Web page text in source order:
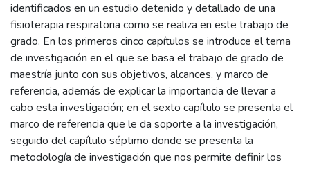
identificados en un estudio detenido y detallado de una
fisioterapia respiratoria como se realiza en este trabajo de
grado. En los primeros cinco capítulos se introduce el tema
de investigación en el que se basa el trabajo de grado de
maestría junto con sus objetivos, alcances, y marco de
referencia, además de explicar la importancia de llevar a
cabo esta investigación; en el sexto capítulo se presenta el
marco de referencia que le da soporte a la investigación,
seguido del capítulo séptimo donde se presenta la
metodología de investigación que nos permite definir los